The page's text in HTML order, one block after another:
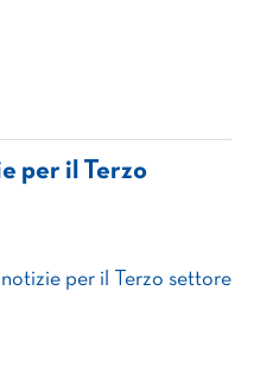
per il Terzo
per il Terzo settore